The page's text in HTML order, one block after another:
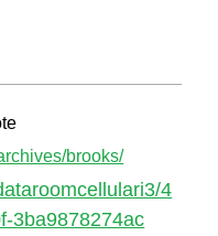
brooks/
4
3ba9878274ac